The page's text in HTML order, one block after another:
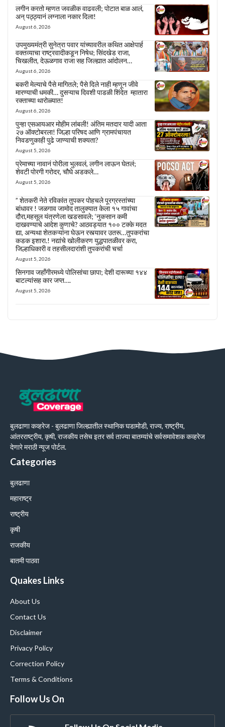
लगीन करतो म्हणत जवळीक वाढवली; पोटात बाळ आलं,
अन् पठ्ठ्यानं लग्नाला नकार दिला!
August 6, 2026
उपमुख्यमंत्री सुनेत्रा पवार यांच्यावरील कथित आक्षेपार्ह
वक्तव्याचा राष्ट्रवादीकडून निषेध; सिंदखेड राजा,
चिखलीत, देऊळगाव राजा सह जिल्ह्यात आंदोलन…
August 6, 2026
बकरी मेल्याचे पैसे मागितले; पैसे दिले नाही म्हणून जीवे
मारण्याची धमकी… दुसऱ्याच दिवशी पाडळी शिंदेत म्हातारा
रक्ताच्या थारोळ्यात!
August 6, 2026
पुन्हा एसआयआर मोहीम लांबली! अंतिम मतदार यादी आता
२७ ऑक्टोबरला! जिल्हा परिषद आणि ग्रामपंचायत
निवडणुकाही पुढे जाण्याची शक्यता?
August 5, 2026
प्रेमाच्या नावानं पोरीला भुलवलं, लगीन लाऊन घेतलं;
शेवटी पोरगी गरोदर, चौघे अडकले…
August 5, 2026
” शेतकरी नेते रविकांत तुपकर पोहचले पूरग्रस्तांच्या
बांधावर ! जळगाव जामोद तालुक्यात केला १५ गावांचा
दौरा,महसूल यंत्रणेला खडसावले; ‘नुकसान कमी
दाखवण्याचे आदेश कुणाचे? आठवड्यात १०० टक्के मदत
द्या, अन्यथा शेतकऱ्यांना घेऊन रस्त्यावर उतरू…तुपकरांचा
कडक इशारा.! नद्यांचे खोलीकरण युद्धपातळीवर करा,
जिल्हाधिकारी व तहसीलदारांशी तुपकरांची चर्चा
August 5, 2026
सिनगाव जहाँगीरमध्ये पोलिसांचा छापा; देशी दारूच्या १४४
बाटल्यांसह कार जप्त….
August 5, 2026
बुलढाणा कव्हरेज - बुलढाणा जिल्ह्यातील स्थानिक घडामोडी, राज्य, राष्ट्रीय,
आंतरराष्ट्रीय, कृषी, राजकीय तसेच इतर सर्व ताज्या बातम्यांचे सर्वसमावेशक कव्हरेज
देणारे मराठी न्यूज पोर्टल.
Categories
बुलढाणा
महाराष्ट्र
राष्ट्रीय
कृषी
राजकीय
बातमी पाठवा
Quakes Links
About Us
Contact Us
Disclaimer
Privacy Policy
Correction Policy
Terms & Conditions
Follow Us On